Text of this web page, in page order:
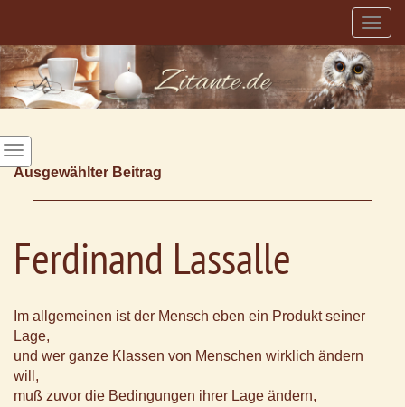
Ausgewählter Beitrag
Ferdinand Lassalle
Im allgemeinen ist der Mensch eben ein Produkt seiner
Lage,
und wer ganze Klassen von Menschen wirklich ändern
will,
muß zuvor die Bedingungen ihrer Lage ändern,